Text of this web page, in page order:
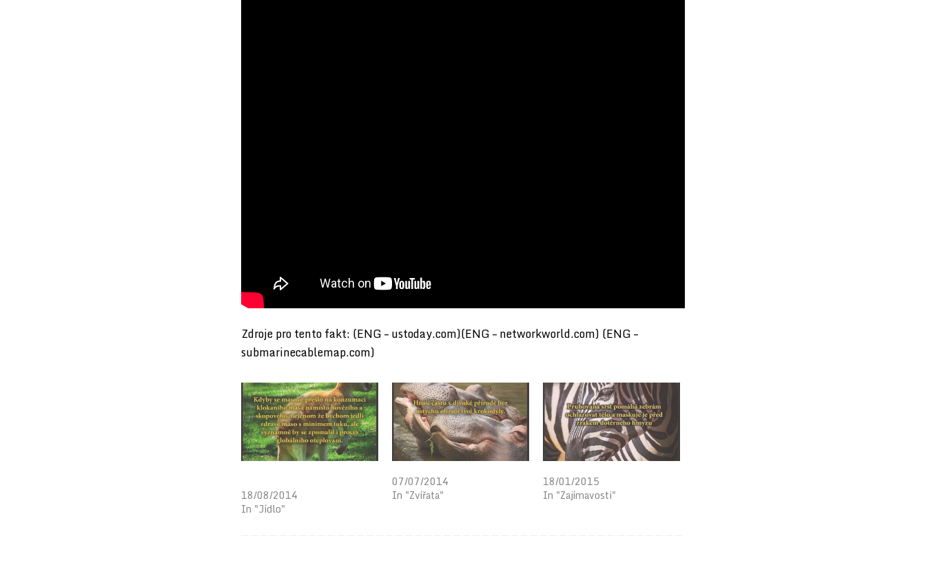
Zdroje pro tento fakt: (ENG – ustoday.com)(ENG – networkworld.com) (ENG –
submarinecablemap.com)
18/08/2014
In "Jídlo"
07/07/2014
In "Zvířata"
18/01/2015
In "Zajímavosti"